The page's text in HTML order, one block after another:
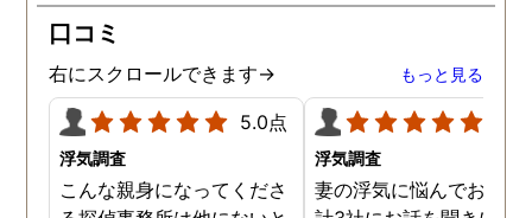
士の紹介やアドバイスもし
ていただき、これから夫と
闘う自信もつきました。 本
当にMJリサーチさんにそ
して代表の方に出会えてよ
かったと思いました。 今度
お会いできる時は、いい報
告ができるようにしたいで
ざいました。
口コミ
右にスクロールできます→ もっと見る
5.0点
浮気調査
こんな親身になってくださ
浮気調査
妻の浮気に悩んでおり、